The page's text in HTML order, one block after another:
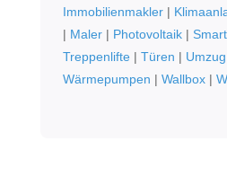
Immobilienmakler|
| Maler| Photovoltaik|
Treppenlifte| Türen | Umzug
Wärmepumpen | Wallbox|